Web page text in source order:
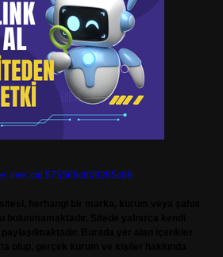
live:.cid.575569c608265c69